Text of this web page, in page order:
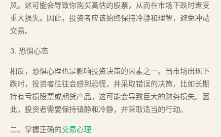
风。这可能会导致你购买高估的股票，从而在市场下跌时遭受
重大损失。因此，投资者应该始终保持冷静和理智，避免冲动
交易。
3. 恐惧心态
相反，恐惧心理也是影响投资决策的因素之一。当市场出现下
跌时，投资者往往会感到恐慌，并采取错误的决策，比如长期
持有亏损股票或期货产品。这可能会导致巨大的财务损失。因
此，投资者需要保持镇静和冷静，并采取适当的行动。
二、掌握正确的交易心理